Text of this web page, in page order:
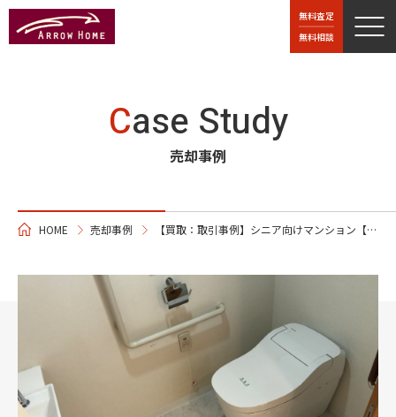
無料査定
無料相談
Case Study
売却事例
HOME 売却事例 【買取：取引事例】シニア向けマンション【マスターズマンションひまわり】